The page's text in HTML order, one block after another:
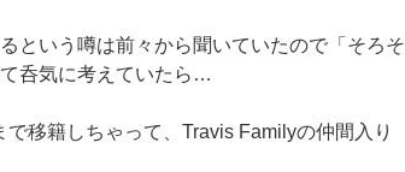
という噂は前々から聞いていたので「そろそ
呑気に考えていたら…
移籍しちゃって、Travis Familyの仲間入り